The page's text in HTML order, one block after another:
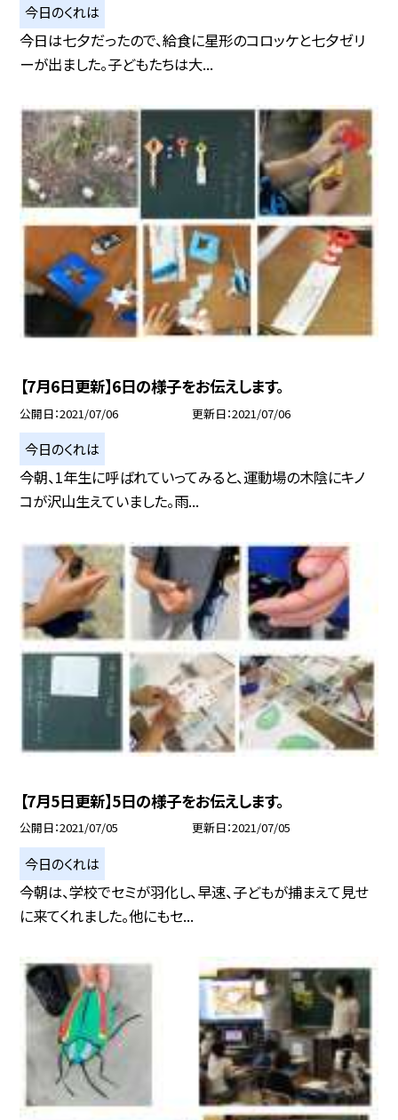
今日のくれは
今日は七夕だったので、給食に星形のコロッケと七夕ゼリ
ーが出ました。子どもたちは大...
【7月6日更新】6日の様子をお伝えします。
公開日 2021/07/06 更新日 2021/07/06
今日のくれは
今朝、1年生に呼ばれていってみると、運動場の木陰にキノ
コが沢山生えていました。雨...
【7月5日更新】5日の様子をお伝えします。
公開日 2021/07/05 更新日 2021/07/05
今日のくれは
今朝は、学校でセミが羽化し、早速、子どもが捕まえて見せ
に来てくれました。他にもセ...